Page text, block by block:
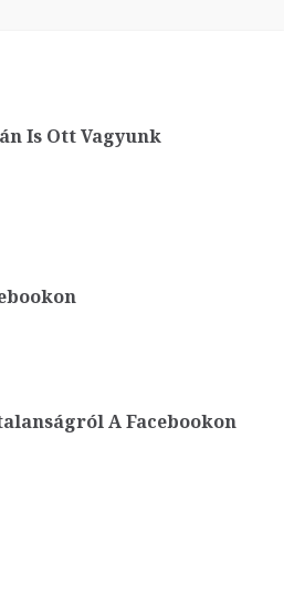
Is Ott Vagyunk
A Facebookon